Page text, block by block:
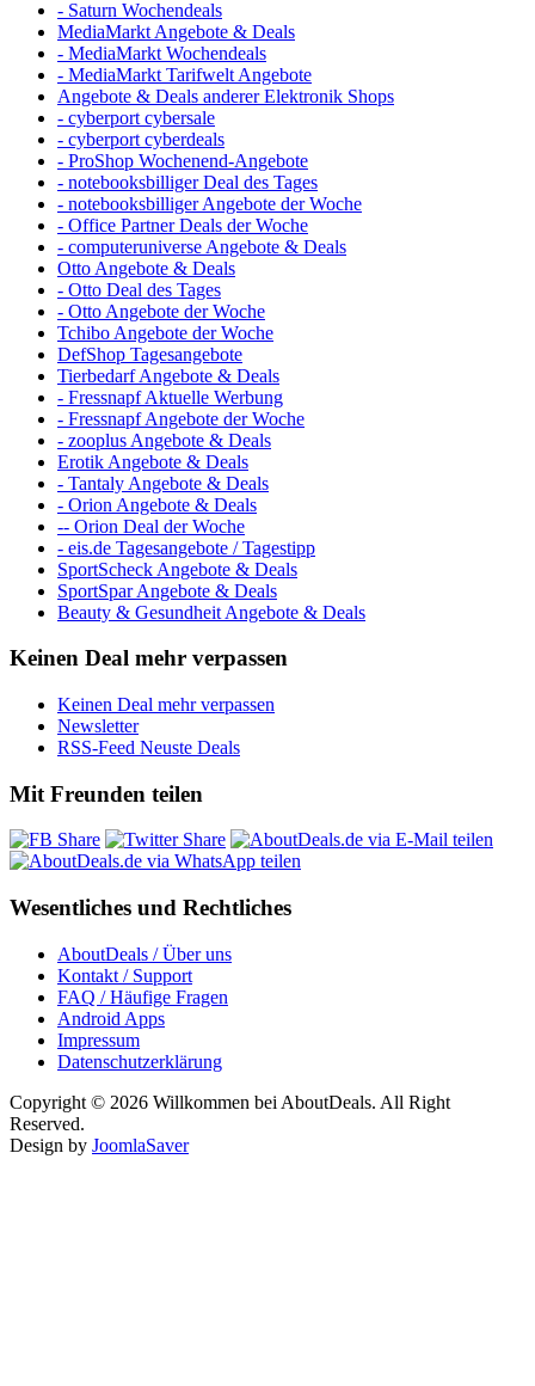
- Saturn Wochendeals
MediaMarkt Angebote & Deals
- MediaMarkt Wochendeals
- MediaMarkt Tarifwelt Angebote
Angebote & Deals anderer Elektronik Shops
- cyberport cybersale
- cyberport cyberdeals
- ProShop Wochenend-Angebote
- notebooksbilliger Deal des Tages
- notebooksbilliger Angebote der Woche
- Office Partner Deals der Woche
- computeruniverse Angebote & Deals
Otto Angebote & Deals
- Otto Deal des Tages
- Otto Angebote der Woche
Tchibo Angebote der Woche
DefShop Tagesangebote
Tierbedarf Angebote & Deals
- Fressnapf Aktuelle Werbung
- Fressnapf Angebote der Woche
- zooplus Angebote & Deals
Erotik Angebote & Deals
- Tantaly Angebote & Deals
- Orion Angebote & Deals
-- Orion Deal der Woche
- eis.de Tagesangebote / Tagestipp
SportScheck Angebote & Deals
SportSpar Angebote & Deals
Beauty & Gesundheit Angebote & Deals
Keinen Deal mehr verpassen
Keinen Deal mehr verpassen
Newsletter
RSS-Feed Neuste Deals
Mit Freunden teilen
Wesentliches und Rechtliches
AboutDeals / Über uns
Kontakt / Support
FAQ / Häufige Fragen
Android Apps
Impressum
Datenschutzerklärung
Copyright © 2026 Willkommen bei AboutDeals. All Right
Reserved.
Design by JoomlaSaver